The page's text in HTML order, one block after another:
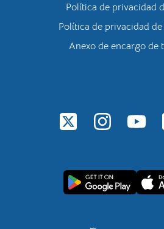
Política de privacidad
Política de privacidad
Anexo de encargo de